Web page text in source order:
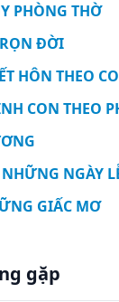
PHÒNG THỜ
ĐỜI
HÔN THEO
CON THEO
NGÀY
GIẤC MƠ
gặp